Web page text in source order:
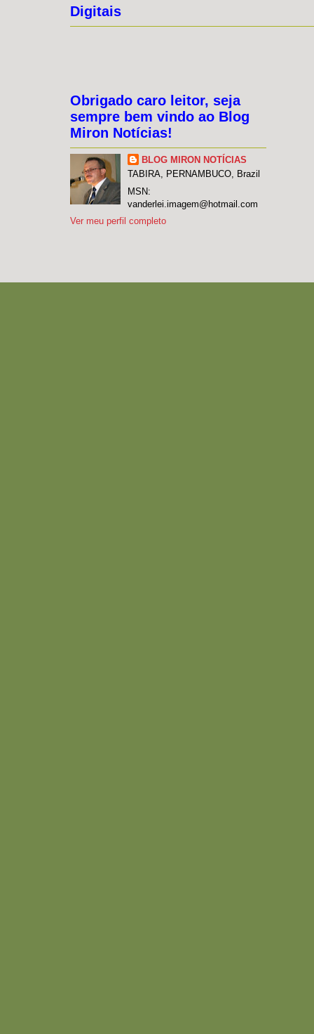
Digitais
Obrigado caro leitor, seja
sempre bem vindo ao Blog
Miron Notícias!
BLOG MIRON NOTÍCIAS
TABIRA, PERNAMBUCO, Brazil
MSN:
vanderlei.imagem@hotmail.com
Ver meu perfil completo